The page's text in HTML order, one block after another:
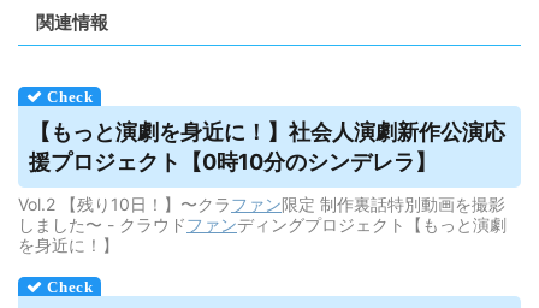
関連情報
【もっと演劇を身近に！】社会人演劇新作公演応
援プロジェクト【0時10分のシンデレラ】
Vol.2 【残り10日！】〜クラファン限定 制作裏話特別動画を撮影
しました〜 - クラウドファンディングプロジェクト【もっと演劇
を身近に！】